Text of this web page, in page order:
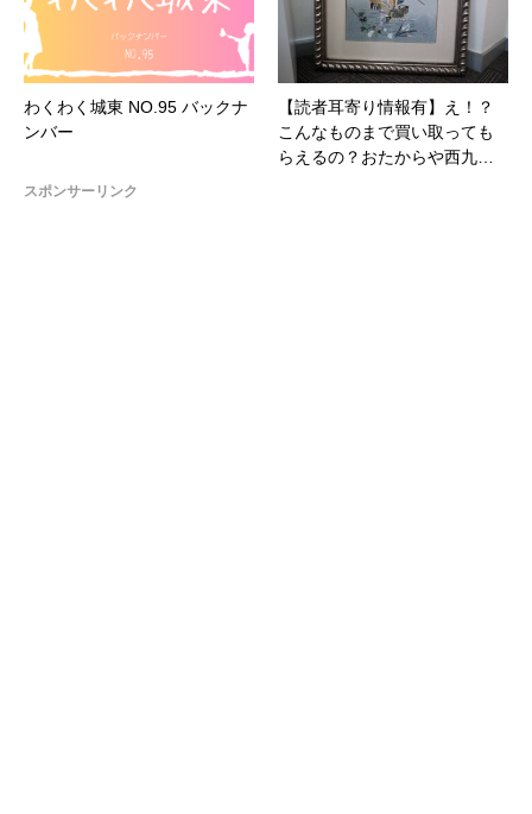
わくわく城東 NO.95 バックナ
ンバー
【読者耳寄り情報有】え！？
こんなものまで買い取っても
らえるの？おたからや西九…
スポンサーリンク